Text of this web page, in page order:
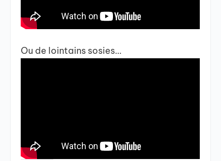
Ou de lointains sosies…